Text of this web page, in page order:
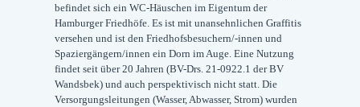
befindet sich ein WC-Häuschen im Eigentum der
Hamburger Friedhöfe. Es ist mit unansehnlichen Graffitis
versehen und ist den Friedhofsbesuchern/-innen und
Spaziergängern/innen ein Dorn im Auge. Eine Nutzung
findet seit über 20 Jahren (BV-Drs. 21-0922.1 der BV
Wandsbek) und auch perspektivisch nicht statt. Die
Versorgungsleitungen (Wasser, Abwasser, Strom) wurden